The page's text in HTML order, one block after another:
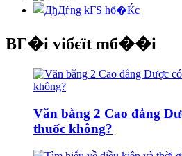
BГ�i viбєїt mб��i
Văn bằng 2 Cao đẳng
thuốc không?